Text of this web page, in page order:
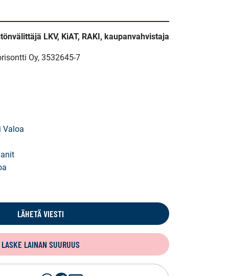
LKV, KiAT, RAKI, kaupanvahvistaja
Oy, 3532645-7
Valoa
LÄHETÄ VIESTI
LASKE LAINAN SUURUUS